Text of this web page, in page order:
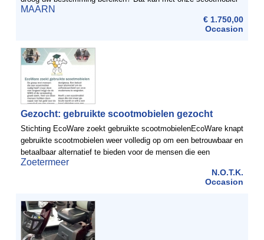
Napoleon! Deze scootmobiel kan gezien worden als een kleine ...
MAARN
€ 1.750,00
Occasion
Gezocht: gebruikte scootmobielen gezocht
Stichting EcoWare zoekt gebruikte scootmobielenEcoWare knapt
gebruikte scootmobielen weer volledig op om een betrouwbaar en
betaalbaar alternatief te bieden voor de mensen die een
scootmobiel nodig hebben, maar deze niet vergoed krijgen ...
Zoetermeer
N.O.T.K.
Occasion